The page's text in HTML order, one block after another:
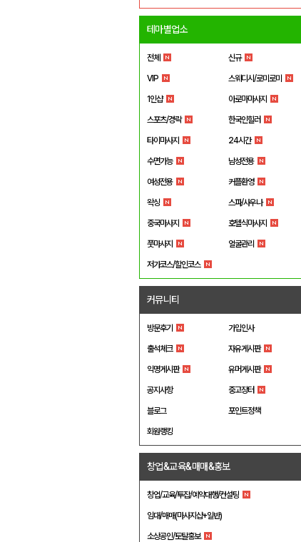
테마별업소
전체 신규
VIP 스웨디시/로미로미
1인샵 아로마마사지
스포츠/경락 한국인힐러
타이마사지 24시간
수면가능 남성전용
여성전용 커플환영
왁싱 스파/사우나
중국마사지 호텔식마사지
풋마사지 얼굴관리
저가코스/할인코스
커뮤니티
방문후기 가입인사
출석체크 자유게시판
익명게시판 유머게시판
공지사항 중고장터
블로그 포인트정책
회원랭킹
창업&교육&매매&홍보
창업/교육/투잡/예약대행/컨설팅
임대/매매(마사지샵+일반)
소상공인/토탈홍보